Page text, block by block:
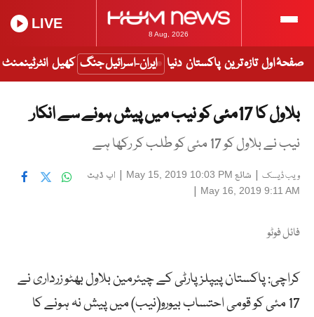
8 Aug, 2026
LIVE
صفحۂ اول تازہ ترین پاکستان دنیا ایران-اسرائیل جنگ کھیل انٹرٹینمنٹ
بلاول کا 17مئی کو نیب میں پیش ہونے سے انکار
نیب نے بلاول کو 17 مئی کو طلب کر رکھا ہے
ویب ڈیسک | شائع May 15, 2019 10:03 PM
| اپ ڈیٹ
May 16, 2019 9:11 AM
|
فائل فوٹو
کراچی: پاکستان پیپلزپارٹی کے چیئرمین بلاول بھٹو زرداری نے
17 مئی کو قومی احتساب بیورو(نیب) میں پیش نہ ہونے کا